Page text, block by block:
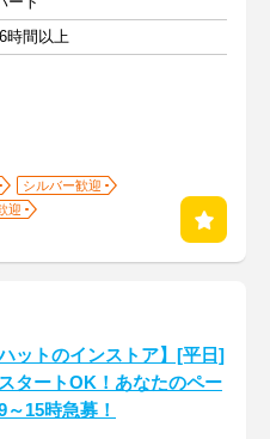
時間以上
シルバー歓迎
迎
ハットのインストア】[平日]
タートOK！あなたのペー
15時急募！